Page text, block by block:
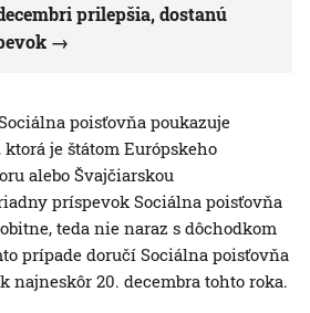
prilepšia, dostanú
poisťovňa poukazuje
je štátom Európskeho
alebo Švajčiarskou
príspevok Sociálna poisťovňa
teda nie naraz s dôchodkom
prípade doručí Sociálna poisťovňa
najneskôr 20. decembra tohto roka.